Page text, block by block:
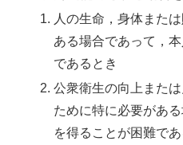
人の生命，身体また
ある場合であって，
であるとき
公衆衛生の向上また
ために特に必要があ
を得ることが困難であ